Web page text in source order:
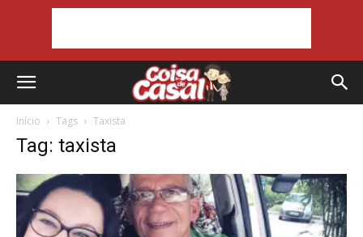
Início Tags Taxista
Tag: taxista